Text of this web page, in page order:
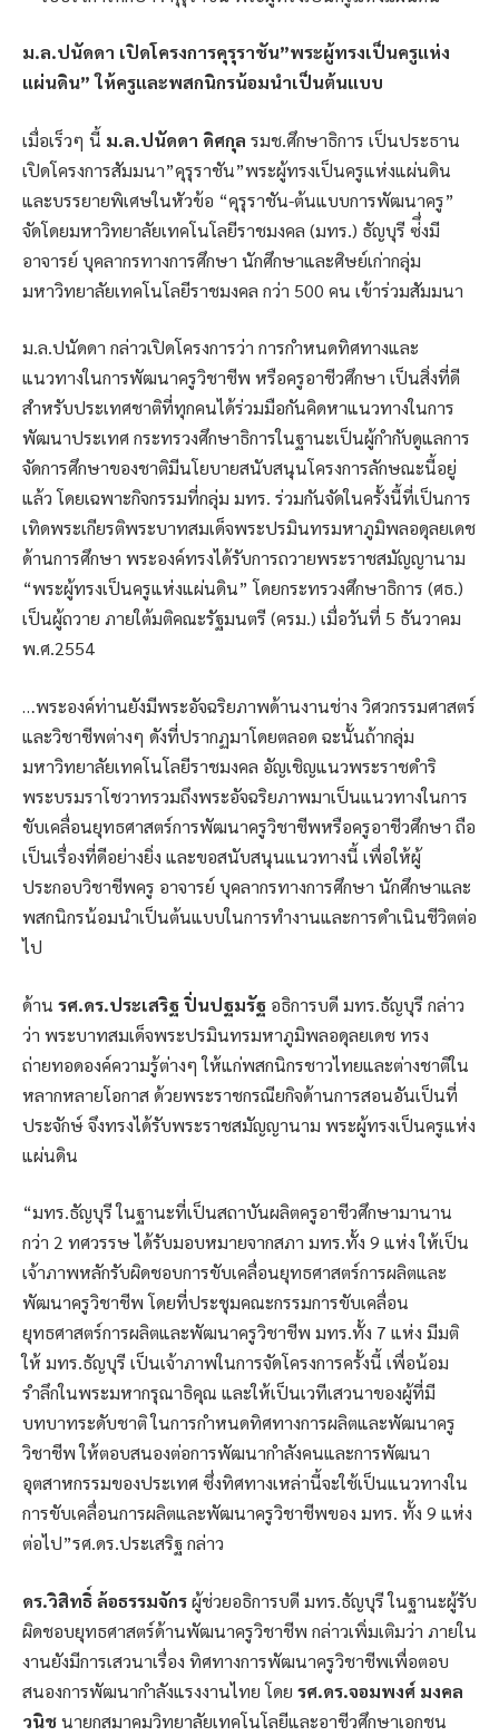
ม.ล.ปนัดดา เปิดโครงการคุรุราชัน”พระผู้ทรงเป็นครูแห่ง
แผ่นดิน” ให้ครูและพสกนิกรน้อมนำเป็นต้นแบบ
เมื่อเร็วๆ นี้ ม.ล.ปนัดดา ดิศกุล รมช.ศึกษาธิการ เป็นประธาน
เปิดโครงการสัมมนา”คุรุราชัน”พระผู้ทรงเป็นครูแห่งแผ่นดิน
และบรรยายพิเศษในหัวข้อ “คุรุราชัน-ต้นแบบการพัฒนาครู”
จัดโดยมหาวิทยาลัยเทคโนโลยีราชมงคล (มทร.) ธัญบุรี ซ่ึ่งมี
อาจารย์ บุคลากรทางการศึกษา นักศึกษาและศิษย์เก่ากลุ่ม
มหาวิทยาลัยเทคโนโลยีราชมงคล กว่า 500 คน เข้าร่วมสัมมนา
ม.ล.ปนัดดา กล่าวเปิดโครงการว่า การกำหนดทิศทางและ
แนวทางในการพัฒนาครูวิชาชีพ หรือครูอาชีวศึกษา เป็นสิ่งที่ดี
สำหรับประเทศชาติที่ทุกคนได้ร่วมมือกันคิดหาแนวทางในการ
พัฒนาประเทศ กระทรวงศึกษาธิการในฐานะเป็นผู้กำกับดูแลการ
จัดการศึกษาของชาติมีนโยบายสนับสนุนโครงการลักษณะนี้อยู่
แล้ว โดยเฉพาะกิจกรรมที่กลุ่ม มทร. ร่วมกันจัดในครั้งนี้ที่เป็นการ
เทิดพระเกียรติพระบาทสมเด็จพระปรมินทรมหาภูมิพลอดุลยเดช
ด้านการศึกษา พระองค์ทรงได้รับการถวายพระราชสมัญญานาม
“พระผู้ทรงเป็นครูแห่งแผ่นดิน” โดยกระทรวงศึกษาธิการ (ศธ.)
เป็นผู้ถวาย ภายใต้มติคณะรัฐมนตรี (ครม.) เมื่อวันที่ 5 ธันวาคม
พ.ศ.2554
…พระองค์ท่านยังมีพระอัจฉริยภาพด้านงานช่าง วิศวกรรมศาสตร์
และวิชาชีพต่างๆ ดังที่ปรากฏมาโดยตลอด ฉะนั้นถ้ากลุ่ม
มหาวิทยาลัยเทคโนโลยีราชมงคล อัญเชิญแนวพระราชดำริ
พระบรมราโชวาทรวมถึงพระอัจฉริยภาพมาเป็นแนวทางในการ
ขับเคลื่อนยุทธศาสตร์การพัฒนาครูวิชาชีพหรือครูอาชีวศึกษา ถือ
เป็นเรื่องที่ดีอย่างยิ่ง และขอสนับสนุนแนวทางนี้ เพื่อให้ผู้
ประกอบวิชาชีพครู อาจารย์ บุคลากรทางการศึกษา นักศึกษาและ
พสกนิกรน้อมนำเป็นต้นแบบในการทำงานและการดำเนินชีวิตต่อ
ไป
ด้าน รศ.ดร.ประเสริฐ ปิ่นปฐมรัฐ อธิการบดี มทร.ธัญบุรี กล่าว
ว่า พระบาทสมเด็จพระปรมินทรมหาภูมิพลอดุลยเดช ทรง
ถ่ายทอดองค์ความรู้ต่างๆ ให้แก่พสกนิกรชาวไทยและต่างชาติใน
หลากหลายโอกาส ด้วยพระราชกรณียกิจด้านการสอนอันเป็นที่
ประจักษ์ จึงทรงได้รับพระราชสมัญญานาม พระผู้ทรงเป็นครูแห่ง
แผ่นดิน
“มทร.ธัญบุรี ในฐานะที่เป็นสถาบันผลิตครูอาชีวศึกษามานาน
กว่า 2 ทศวรรษ ได้รับมอบหมายจากสภา มทร.ทั้ง 9 แห่ง ให้เป็น
เจ้าภาพหลักรับผิดชอบการขับเคลื่อนยุทธศาสตร์การผลิตและ
พัฒนาครูวิชาชีพ โดยที่ประชุมคณะกรรมการขับเคลื่อน
ยุทธศาสตร์การผลิตและพัฒนาครูวิชาชีพ มทร.ทั้ง 7 แห่ง มีมติ
ให้ มทร.ธัญบุรี เป็นเจ้าภาพในการจัดโครงการครั้งนี้ เพื่อน้อม
รำลึกในพระมหากรุณาธิคุณ และให้เป็นเวทีเสวนาของผู้ที่มี
บทบาทระดับชาติ ในการกำหนดทิศทางการผลิตและพัฒนาครู
วิชาชีพ ให้ตอบสนองต่อการพัฒนากำลังคนและการพัฒนา
อุตสาหกรรมของประเทศ ซึ่งทิศทางเหล่านี้จะใช้เป็นแนวทางใน
การขับเคลื่อนการผลิตและพัฒนาครูวิชาชีพของ มทร. ทั้ง 9 แห่ง
ต่อไป”รศ.ดร.ประเสริฐ กล่าว
ดร.วิสิทธิ์ ล้อธรรมจักรผู้ช่วยอธิการบดี มทร.ธัญบุรี ในฐานะผู้รับ
ผิดชอบยุทธศาสตร์ด้านพัฒนาครูวิชาชีพ กล่าวเพิ่มเติมว่า ภายใน
งานยังมีการเสวนาเรื่อง ทิศทางการพัฒนาครูวิชาชีพเพื่อตอบ
สนองการพัฒนากำลังแรงงานไทย โดย รศ.ดร.จอมพงศ์ มงคล
วนิชนายกสมาคมวิทยาลัยเทคโนโลยีและอาชีวศึกษาเอกชน